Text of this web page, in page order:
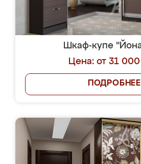
Шкаф-купе
Цена: от 31 000
ПОДРОБНЕЕ